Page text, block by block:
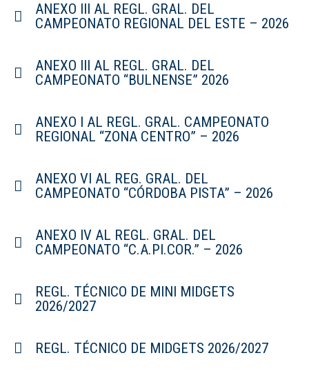
ANEXO III AL REGL. GRAL. DEL
CAMPEONATO REGIONAL DEL ESTE – 2026
ANEXO III AL REGL. GRAL. DEL
CAMPEONATO “BULNENSE” 2026
ANEXO I AL REGL. GRAL. CAMPEONATO
REGIONAL “ZONA CENTRO” – 2026
ANEXO VI AL REG. GRAL. DEL
CAMPEONATO “CÓRDOBA PISTA” – 2026
ANEXO IV AL REGL. GRAL. DEL
CAMPEONATO “C.A.PI.COR.” – 2026
REGL. TÉCNICO DE MINI MIDGETS
2026/2027
REGL. TÉCNICO DE MIDGETS 2026/2027